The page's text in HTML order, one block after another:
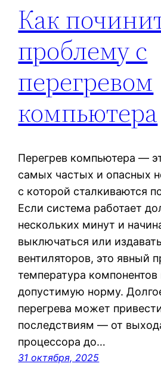
Как
проблему с
перегревом
компьютера
Перегрев компьютера —
самых частых и опасных
с которой сталкиваются
Если система работает
нескольких минут и
выключаться или
вентиляторов, это явный
температура
допустимую норму.
перегрева может
последствиям — от
процессора до…
31 октября, 2025